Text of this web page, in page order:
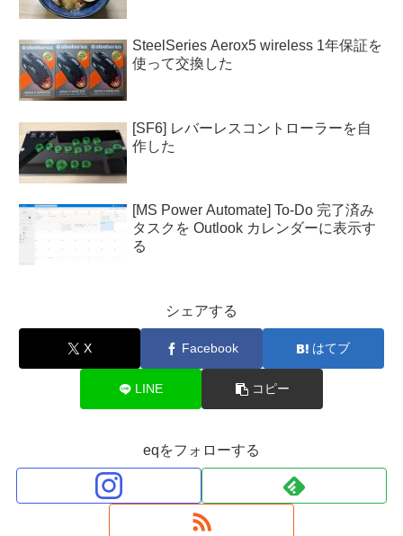
SteelSeries Aerox5 wireless 1年保証を
使って交換した
[SF6] レバーレスコントローラーを自
作した
[MS Power Automate] To-Do 完了済み
タスクを Outlook カレンダーに表示す
る
シェアする
X Facebook はてブ
LINE コピー
eqをフォローする